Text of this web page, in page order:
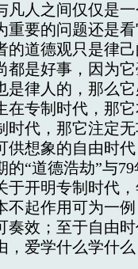
人之间仅仅是一
重要的问题还是
的道德观只是律
都是好事，因为
是律人的，那么
在专制时代，那
时代，那它注定
供想象的自由时
的“道德浩劫”与
于开明专制时代
不起作用可为一
奏效；至于自由
，爱学什么学什